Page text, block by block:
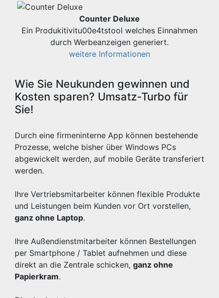
Counter Deluxe
Ein Produkitivitu00e4tstool welches Einnahmen
durch Werbeanzeigen generiert.
weitere Informationen
Wie Sie Neukunden gewinnen und
Kosten sparen? Umsatz-Turbo für
Sie!
Durch eine firmeninterne App können bestehende
Prozesse, welche bisher über Windows PCs
abgewickelt werden, auf mobile Geräte transferiert
werden.
Ihre Vertriebsmitarbeiter können flexible Produkte
und Leistungen beim Kunden vor Ort vorstellen,
ganz ohne Laptop.
Ihre Außendienstmitarbeiter können Bestellungen
per Smartphone / Tablet aufnehmen und diese
direkt an die Zentrale schicken, ganz ohne
Papierkram.